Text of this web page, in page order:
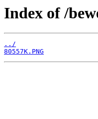
Index of /
../
80557K.PNG